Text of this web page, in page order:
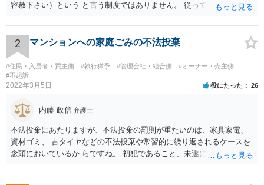
容赦下さい）という と言う制度ではありません。 従って、理論上は１
2 マンションへの家庭ごみの不法投棄
#住民・入居者・買主側 #執行猶予 #管理会社・組合側
#オーナー・売主側
#不起訴
2022年3月5日 役にたった 26
内藤 政信 弁護士
不法投棄にあたりますが、不法投棄の罰則が重たいのは、家具家電、
資材ゴミ、 古タイヤなどの不法投棄や常習的に繰り返されるケースを
念頭においているか らですね。 初犯であること、未遂に終わっている
ことはないでしょう。 様子見でいいでしょう。